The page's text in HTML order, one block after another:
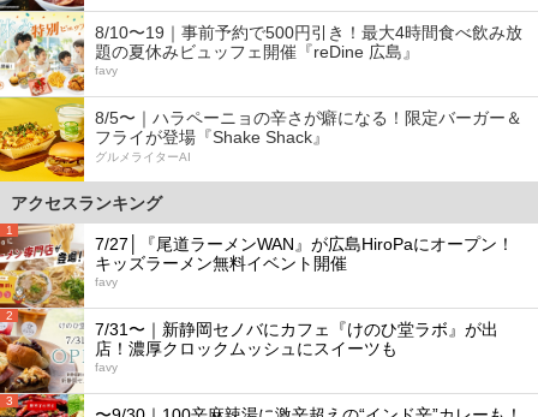
8/10〜19｜事前予約で500円引き！最大4時間食べ飲み放
題の夏休みビュッフェ開催『reDine 広島』
favy
8/5〜｜ハラペーニョの辛さが癖になる！限定バーガー＆
フライが登場『Shake Shack』
グルメライターAI
アクセスランキング
1
7/27│『尾道ラーメンWAN』が広島HiroPaにオープン！
キッズラーメン無料イベント開催
favy
2
7/31〜｜新静岡セノバにカフェ『けのひ堂ラボ』が出
店！濃厚クロックムッシュにスイーツも
favy
3